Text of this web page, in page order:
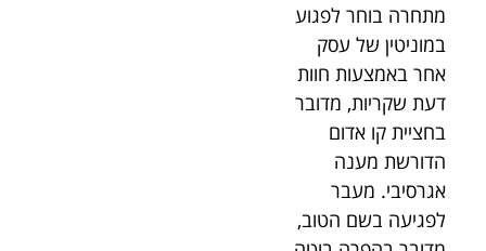
מתחרה בוחר לפגוע
במוניטין של עסק
אחר באמצעות חוות
דעת שקריות, מדובר
בחציית קו אדום
הדורשת מענה
אגרסיבי. מעבר
לפגיעה בשם הטוב,